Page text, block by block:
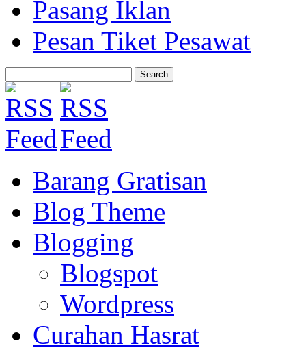
Pasang Iklan
Pesan Tiket Pesawat
Barang Gratisan
Blog Theme
Blogging
Blogspot
Wordpress
Curahan Hasrat